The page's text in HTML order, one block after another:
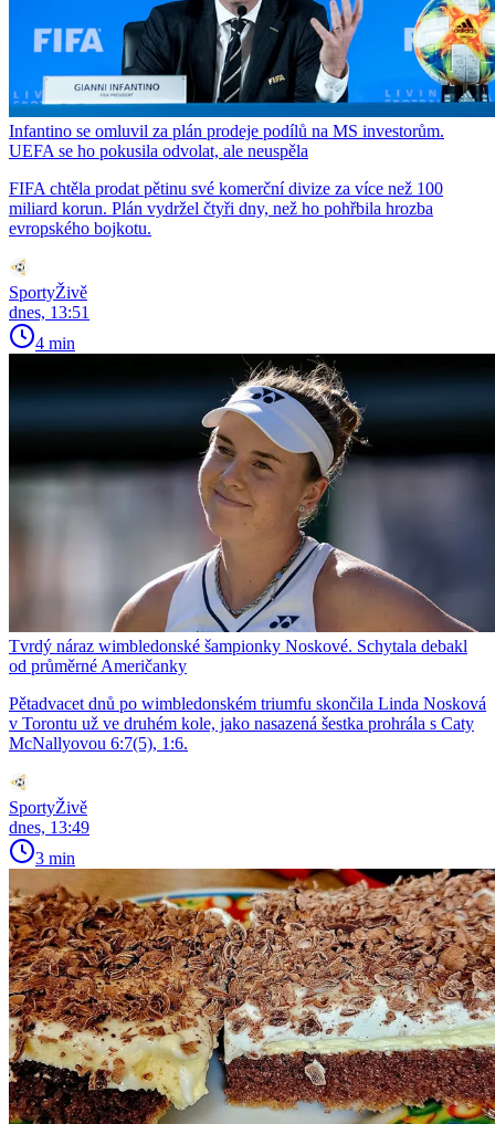
Infantino se omluvil za plán prodeje podílů na MS investorům.
UEFA se ho pokusila odvolat, ale neuspěla
FIFA chtěla prodat pětinu své komerční divize za více než 100
miliard korun. Plán vydržel čtyři dny, než ho pohřbila hrozba
evropského bojkotu.
SportyŽivě
dnes, 13:51
4 min
Tvrdý náraz wimbledonské šampionky Noskové. Schytala debakl
od průměrné Američanky
Pětadvacet dnů po wimbledonském triumfu skončila Linda Nosková
v Torontu už ve druhém kole, jako nasazená šestka prohrála s Caty
McNallyovou 6:7(5), 1:6.
SportyŽivě
dnes, 13:49
3 min